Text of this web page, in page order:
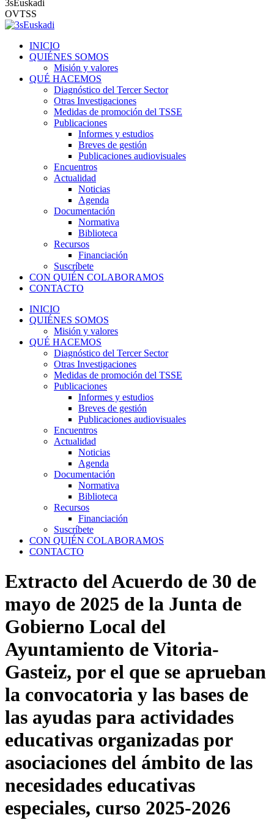
3sEuskadi
OVTSS
INICIO
QUIÉNES SOMOS
Misión y valores
QUÉ HACEMOS
Diagnóstico del Tercer Sector
Otras Investigaciones
Medidas de promoción del TSSE
Publicaciones
Informes y estudios
Breves de gestión
Publicaciones audiovisuales
Encuentros
Actualidad
Noticias
Agenda
Documentación
Normativa
Biblioteca
Recursos
Financiación
Suscríbete
CON QUIÉN COLABORAMOS
CONTACTO
INICIO
QUIÉNES SOMOS
Misión y valores
QUÉ HACEMOS
Diagnóstico del Tercer Sector
Otras Investigaciones
Medidas de promoción del TSSE
Publicaciones
Informes y estudios
Breves de gestión
Publicaciones audiovisuales
Encuentros
Actualidad
Noticias
Agenda
Documentación
Normativa
Biblioteca
Recursos
Financiación
Suscríbete
CON QUIÉN COLABORAMOS
CONTACTO
Extracto del Acuerdo de 30 de
mayo de 2025 de la Junta de
Gobierno Local del
Ayuntamiento de Vitoria-
Gasteiz, por el que se aprueban
la convocatoria y las bases de
las ayudas para actividades
educativas organizadas por
asociaciones del ámbito de las
necesidades educativas
especiales, curso 2025-2026